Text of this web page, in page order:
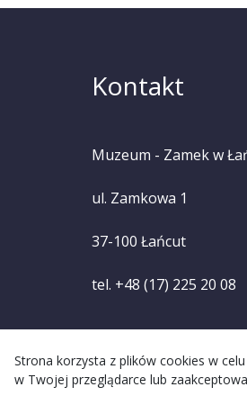
Strona korzysta z plików cookies w
w Twojej przeglądarce lub
Kontakt
Muzeum - Zamek w
ul. Zamkowa 1
37-100 Łańcut
tel. +48 (17) 225 20 08